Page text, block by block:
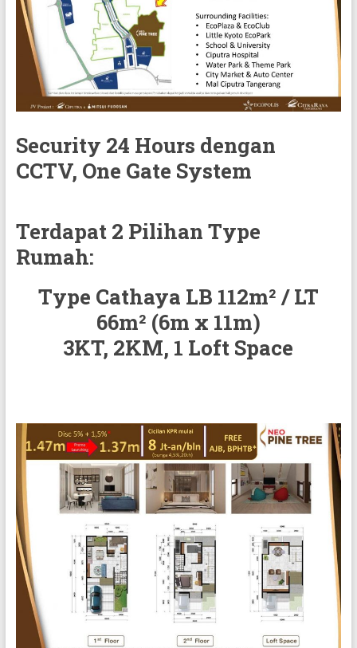
Security 24 Hours dengan
CCTV, One Gate System
Terdapat 2 Pilihan Type
Rumah:
Type Cathaya LB 112m² / LT
66m² (6m x 11m)
3KT, 2KM, 1 Loft Space